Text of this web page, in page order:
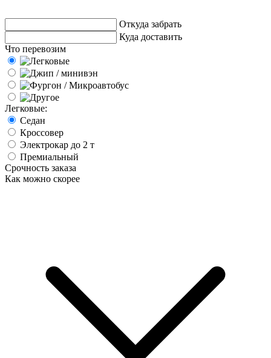
Откуда забрать
Куда доставить
Что перевозим
Легковые:
Седан
Кроссовер
Электрокар до 2 т
Премиальный
Срочность заказа
Как можно скорее